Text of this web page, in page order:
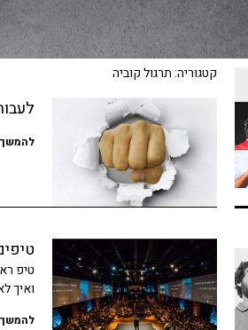
קטגוריה: תרגול קוביה
ואיך לא? טיפ ראשון 3 –